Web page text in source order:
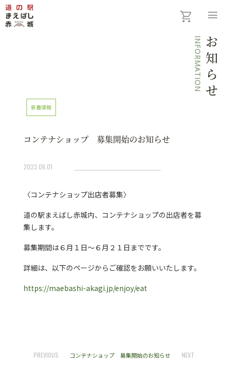
menu
お知らせ
INFORMATION
新着情報
コンテナショップ 募集開始のお知らせ
2023.06.01
〈コンテナショップ出店者募集〉
道の駅まえばし赤城内、コンテナショップの出店者を募
集します。
募集期間は６月１日～６月２１日までです。
詳細は、以下のページからご確認をお願いいたします。
https://maebashi-akagi.jp/enjoy/eat
PREVIOUS コンテナショップ 募集開始のお知らせ NEXT